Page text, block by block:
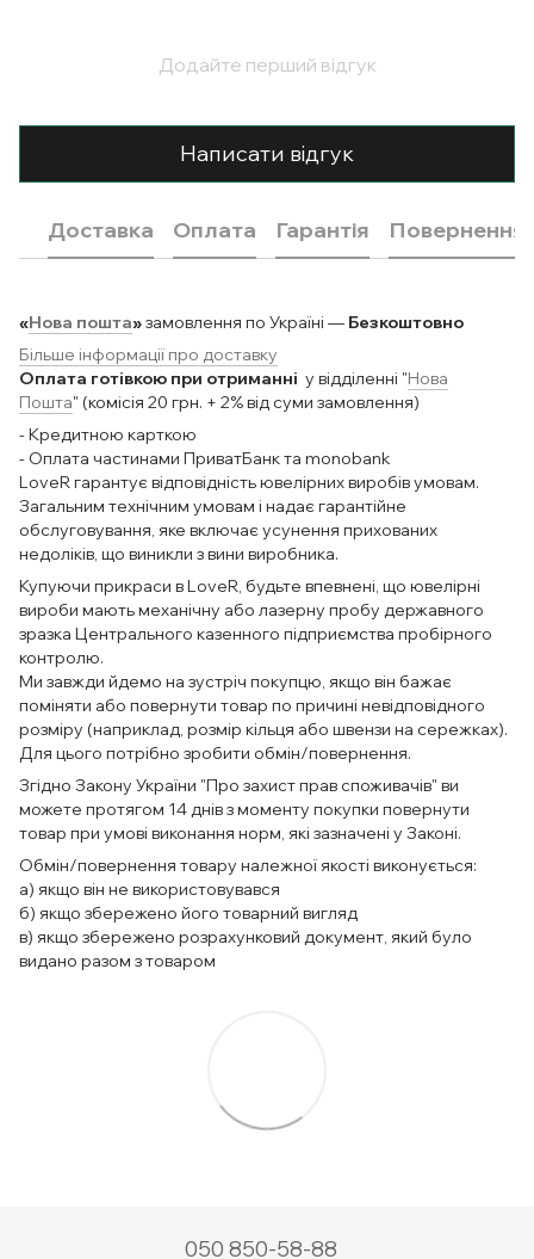
Додайте перший відгук
Написати відгук
Доставка Оплата Гарантія Повернення
«Нова пошта»замовлення по Україні — Безкоштовно
Більше інформації про доставку
Оплата готівкою при отриманні у відділенні "Нова
Пошта" (комісія 20 грн. + 2% від суми замовлення)
- Кредитною карткою
- Оплата частинами ПриватБанк та monobank
LoveR гарантує відповідність ювелірних виробів умовам.
Загальним технічним умовам і надає гарантійне
обслуговування, яке включає усунення прихованих
недоліків, що виникли з вини виробника.
Купуючи прикраси в LoveR, будьте впевнені, що ювелірні
вироби мають механічну або лазерну пробу державного
зразка Центрального казенного підприємства пробірного
контролю.
Ми завжди йдемо на зустріч покупцю, якщо він бажає
поміняти або повернути товар по причині невідповідного
розміру (наприклад, розмір кільця або швензи на сережках).
Для цього потрібно зробити обмін/повернення.
Згідно Закону України "Про захист прав споживачів" ви
можете протягом 14 днів з моменту покупки повернути
товар при умові виконання норм, які зазначені у Законі.
Обмін/повернення товару належної якості виконується:
а) якщо він не використовувався
б) якщо збережено його товарний вигляд
в) якщо збережено розрахунковий документ, який було
видано разом з товаром
050 850-58-88